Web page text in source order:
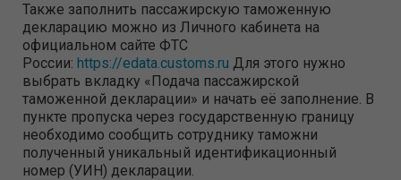
Также заполнить пассажирскую таможенную
декларацию можно из Личного кабинета на
официальном сайте ФТС
России: https://edata.customs.ru Для этого нужно
выбрать вкладку «Подача пассажирской
таможенной декларации» и начать её заполнение. В
пункте пропуска через государственную границу
необходимо сообщить сотруднику таможни
полученный уникальный идентификационный
номер (УИН) декларации.